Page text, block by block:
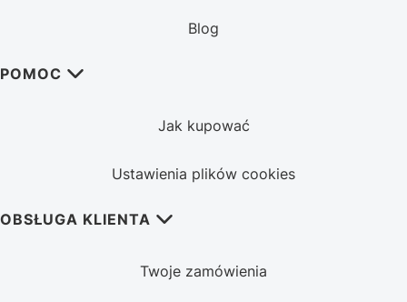
Blog
POMOC
Jak kupować
Ustawienia plików cookies
OBSŁUGA KLIENTA
Twoje zamówienia